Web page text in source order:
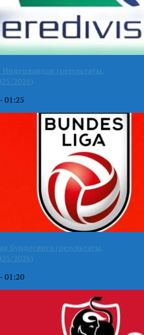
(результаты,
2026)
01:25
Бундеслига (результаты,
2026)
01:20